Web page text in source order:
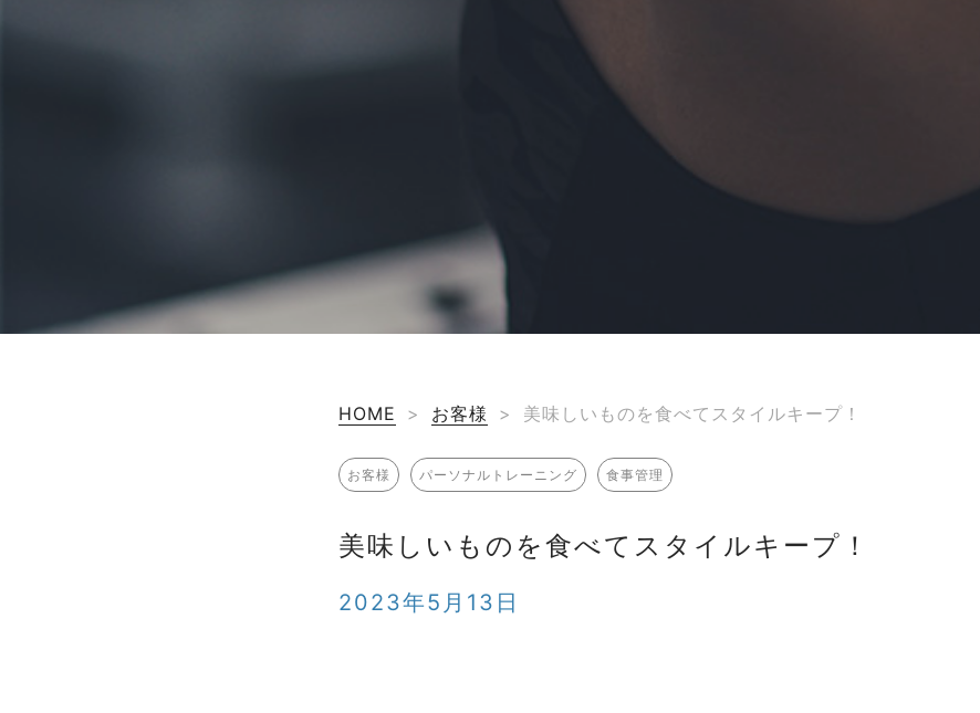
HOME > お客様 > 美味しいものを食べてスタイルキープ！
お客様 パーソナルトレーニング 食事管理
美味しいものを食べてスタイルキープ！
2023年5月13日